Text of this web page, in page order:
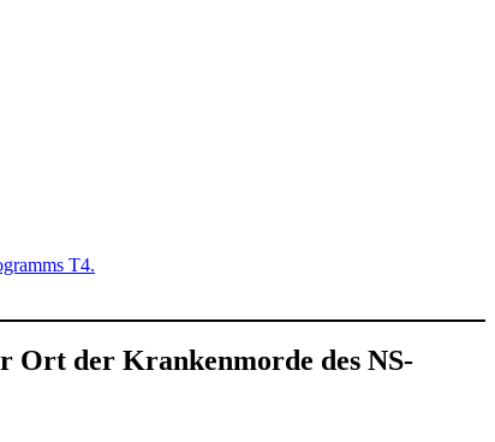
T4.
Ort der Krankenmorde des NS-